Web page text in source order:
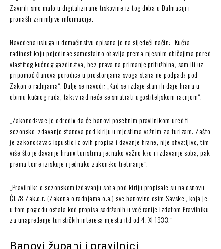
Zavirili smo malo u digitalizirane tiskovine iz tog doba u Dalmaciji i
pronašli zanimljive informacije.
Navedena usluga u domaćinstvu opisana je na sijedeći način: „Kućna
radinost koju pojedinac samostalno obavlja prema mjesnim običajima pored
vlastitog kućnog gazdinstva, bez prava na primanje pritužbina, sam ili uz
pripomoć članova porodice u prostorijama svoga stana ne podpada pod
Zakon o radnjama“. Dalje se navodi: „Kad se izdaje stan ili daje hrana u
obimu kućnog rada, takav rad neće se smatrati ugostiteljskom radnjom“.
„Zakonodavac je odredio da će banovi posebnim pravilnikom urediti
sezonsko izdavanje stanova pod kiriju u mjestima važnim za turizam. Zašto
je zakonodavac ispustio iz ovih propisa i davanje hrane, nije shvatljivo, tim
više što je davanje hrane turistima jednako važno kao i izdavanje soba, pak
prema tome iziskuje i jednako zakonsko tretiranje“.
„Pravilnike o sezonskom izdavanju soba pod kiriju propisale su na osnovu
Čl.78 Zak.o.r. (Zakona o radnjama o.a.) sve banovine osim Savske , koja je
u tom pogledu ostala kod propisa sadržanih u već ranije izdatom Pravilniku
za unapređenje turističkih interesa mjesta itd od 4. XI 1933.“
Banovi župani i pravilnici